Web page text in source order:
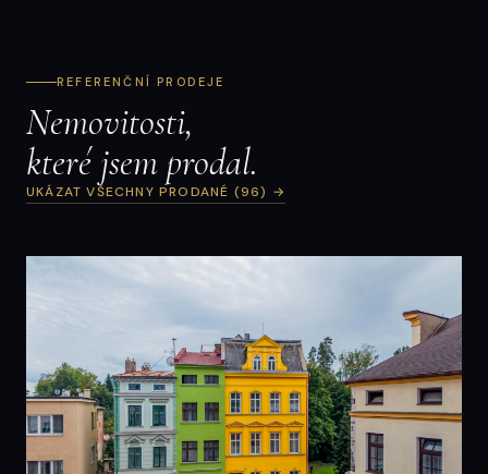
REFERENČNÍ PRODEJE
Nemovitosti,
které jsem prodal.
UKÁZAT VŠECHNY PRODANÉ (96) →